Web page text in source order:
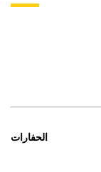
الحفارات